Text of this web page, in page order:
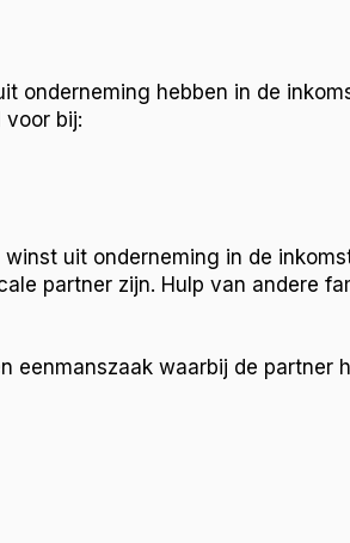
onderneming hebben in de
voor bij:
uit onderneming in de
partner zijn. Hulp van andere
eenmanszaak waarbij de partner